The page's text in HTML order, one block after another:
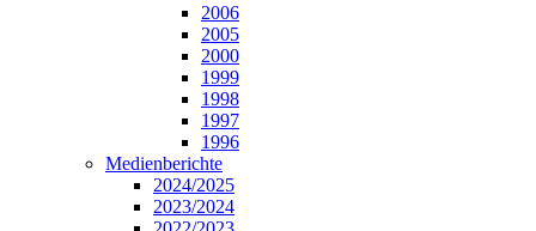
2006
2005
2000
1999
1998
1997
1996
Medienberichte
2024/2025
2023/2024